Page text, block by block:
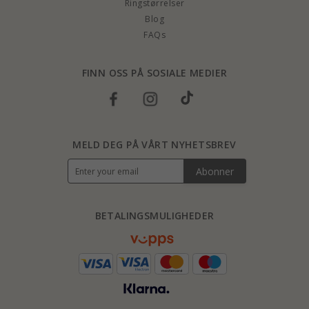
Ringstørrelser
Blog
FAQs
FINN OSS PÅ SOSIALE MEDIER
BETALINGSMULIGHEDER
MELD DEG PÅ VÅRT NYHETSBREV
Abonner